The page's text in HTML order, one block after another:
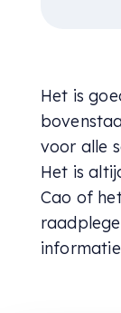
Het is
voor alle
Het is
Cao of